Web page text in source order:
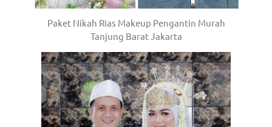
Paket Nikah Rias Makeup Pengantin Murah
Tanjung Barat Jakarta